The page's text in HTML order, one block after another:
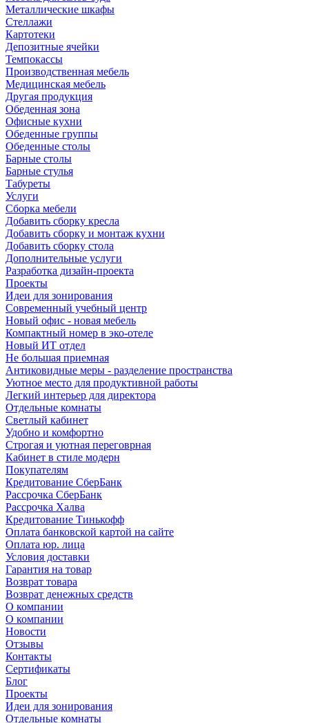
Металлические шкафы
Стеллажи
Картотеки
Депозитные ячейки
Темпокассы
Производственная мебель
Медицинская мебель
Другая продукция
Обеденная зона
Офисные кухни
Обеденные группы
Обеденные столы
Барные столы
Барные стулья
Табуреты
Услуги
Сборка мебели
Добавить сборку кресла
Добавить сборку и монтаж кухни
Добавить сборку стола
Дополнительные услуги
Разработка дизайн-проекта
Проекты
Идеи для зонирования
Современный учебный центр
Новый офис - новая мебель
Компактный номер в эко-отеле
Новый ИТ отдел
Не большая приемная
Антиковидные меры - разделение пространства
Уютное место для продуктивной работы
Легкий интерьер для директора
Отдельные комнаты
Светлый кабинет
Удобно и комфортно
Строгая и уютная переговрная
Кабинет в стиле модерн
Покупателям
Кредитование СберБанк
Рассрочка СберБанк
Рассрочка Халва
Кредитование Тинькофф
Оплата банковской картой на сайте
Оплата юр. лица
Условия доставки
Гарантия на товар
Возврат товара
Возврат денежных средств
О компании
О компании
Новости
Отзывы
Контакты
Сертификаты
Блог
Проекты
Идеи для зонирования
Отдельные комнаты